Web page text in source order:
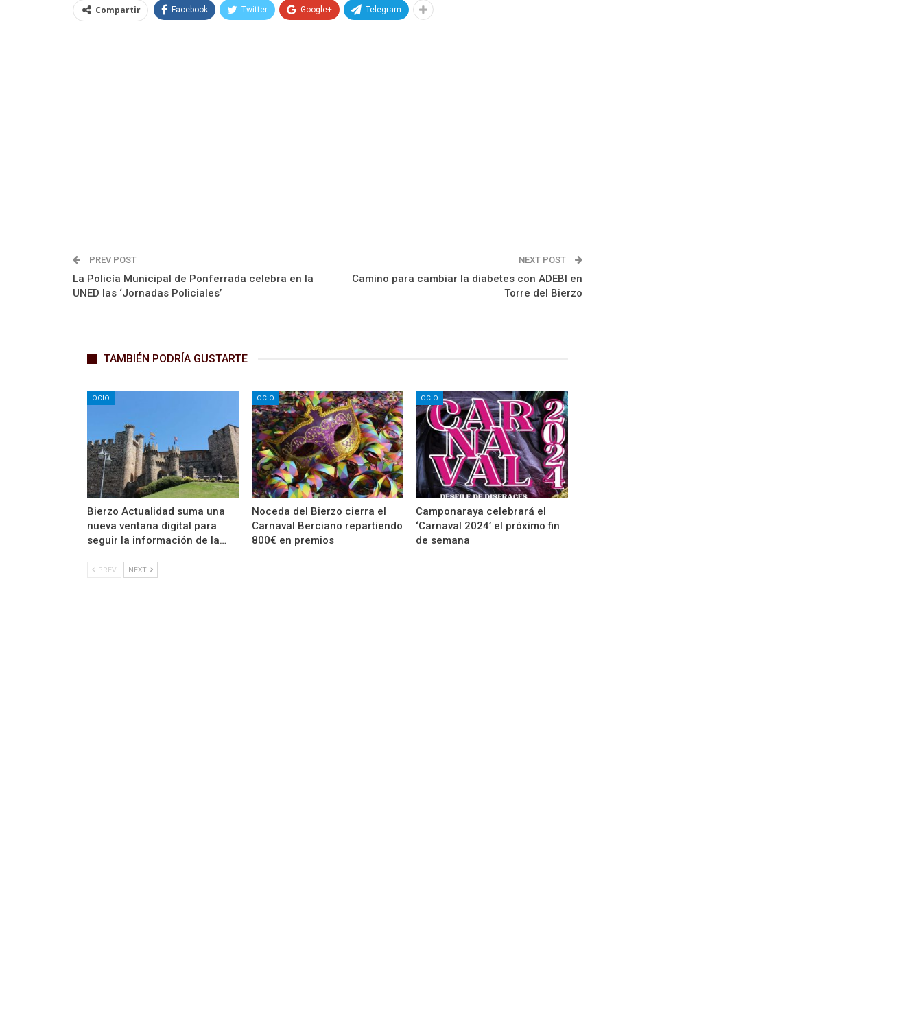
Compartir Facebook Twitter Google+ Telegram
PREV POST
La Policía Municipal de Ponferrada celebra en la
UNED las ‘Jornadas Policiales’
NEXT POST
Camino para cambiar la diabetes con ADEBI en
Torre del Bierzo
TAMBIÉN PODRÍA GUSTARTE
OCIO
Bierzo Actualidad suma una
nueva ventana digital para
seguir la información de la…
OCIO
Noceda del Bierzo cierra el
Carnaval Berciano repartiendo
800€ en premios
OCIO
Camponaraya celebrará el
‘Carnaval 2024’ el próximo fin
de semana
PREV NEXT